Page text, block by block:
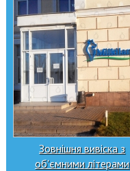
Зовнішня вивіска з
об'ємними літерами